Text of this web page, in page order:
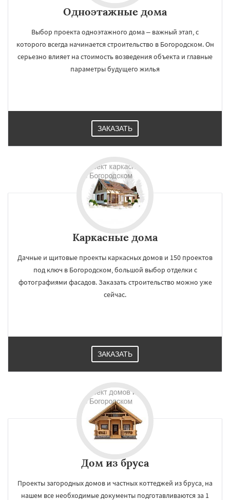
Одноэтажные дома
Выбор проекта одноэтажного дома – важный этап, с
которого всегда начинается строительство в Богородском. Он
серьезно влияет на стоимость возведения объекта и главные
параметры будущего жилья
ЗАКАЗАТЬ
Каркасные дома
Дачные и щитовые проекты каркасных домов и 150 проектов
под ключ в Богородском, большой выбор отделки с
фотографиями фасадов. Заказать строительство можно уже
сейчас.
ЗАКАЗАТЬ
Дом из бруса
Проекты загородных домов и частных коттеджей из бруса, на
нашем все необходимые документы подготавливаются за 1